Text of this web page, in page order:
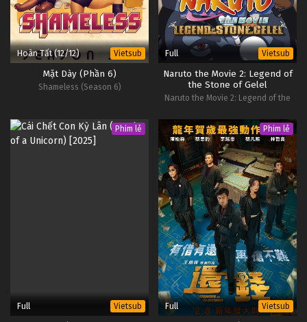
Hoàn Tất (12/12) Vietsub
Mặt Dày (Phần 6)
Shameless (Season 6)
Full Vietsub
Naruto the Movie 2: Legend of
the Stone of Gelel
Naruto the Movie 2: Legend of the
Phim lẻ
Full Vietsub
Phim lẻ
Full Vietsub